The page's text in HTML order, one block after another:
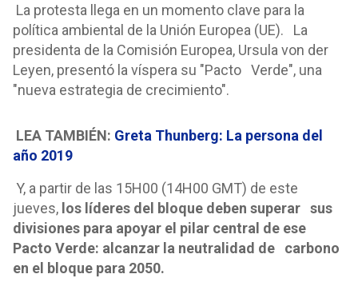
La protesta llega en un momento clave para la
política ambiental de la Unión Europea (UE). La
presidenta de la Comisión Europea, Ursula von der
Leyen, presentó la víspera su "Pacto Verde", una
"nueva estrategia de crecimiento".
LEA TAMBIÉN: Greta Thunberg: La persona del
año 2019
Y, a partir de las 15H00 (14H00 GMT) de este
jueves, los líderes del bloque deben superar sus
divisiones para apoyar el pilar central de ese
Pacto Verde: alcanzar la neutralidad de carbono
en el bloque para 2050.